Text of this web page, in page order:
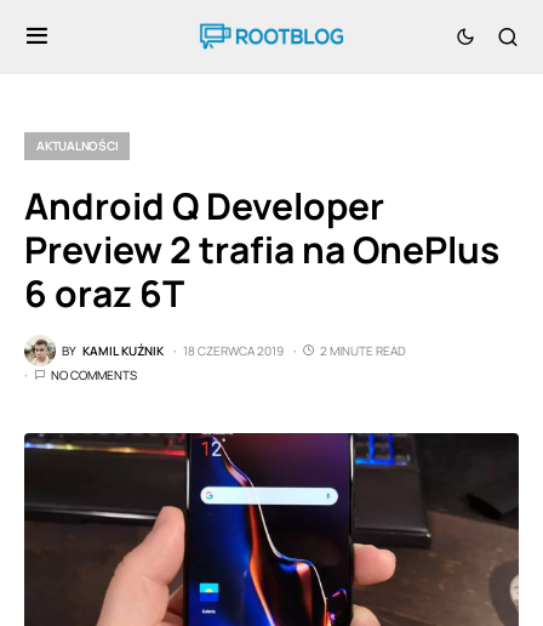
AKTUALNOŚCI
Android Q Developer
Preview 2 trafia na OnePlus
6 oraz 6T
BY KAMIL KUŹNIK 18 CZERWCA 2019
2 MINUTE READ
NO COMMENTS